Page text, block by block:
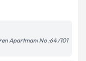
Apartmanı No :64 /101